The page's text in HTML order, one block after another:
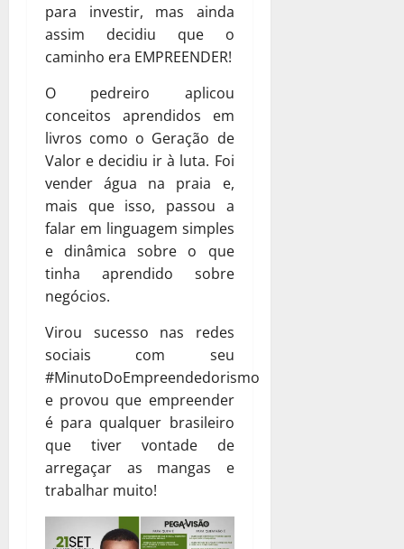
para investir, mas ainda
assim decidiu que o
caminho era EMPREENDER!
O pedreiro aplicou
conceitos aprendidos em
livros como o Geração de
Valor e decidiu ir à luta. Foi
vender água na praia e,
mais que isso, passou a
falar em linguagem simples
e dinâmica sobre o que
tinha aprendido sobre
negócios.
Virou sucesso nas redes
sociais com seu
#MinutoDoEmpreendedorismo
e provou que empreender
é para qualquer brasileiro
que tiver vontade de
arregaçar as mangas e
trabalhar muito!